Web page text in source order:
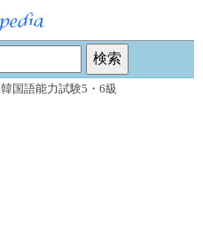
韓国語能力試験5・6級